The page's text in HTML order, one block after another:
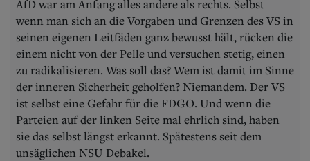
AfD war am Anfang alles andere als rechts. Selbst
wenn man sich an die Vorgaben und Grenzen des VS in
seinen eigenen Leitfäden ganz bewusst hält, rücken die
einem nicht von der Pelle und versuchen stetig, einen
zu radikalisieren. Was soll das? Wem ist damit im Sinne
der inneren Sicherheit geholfen? Niemandem. Der VS
ist selbst eine Gefahr für die FDGO. Und wenn die
Parteien auf der linken Seite mal ehrlich sind, haben
sie das selbst längst erkannt. Spätestens seit dem
unsäglichen NSU Debakel.